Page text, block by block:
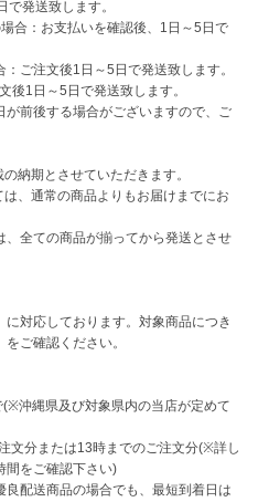
発送致します。
合：お支払いを確認後、1日～5日で
ご注文後1日～5日で発送致します。
後1日～5日で発送致します。
が前後する場合がございますので、ご
納期とさせていただきます。
、通常の商品よりもお届けまでにお
全ての商品が揃ってから発送とさせ
対応しております。対象商品につき
ご確認ください。
沖縄県及び対象県内の当店が定めて
文分または13時までのご注文分(※詳し
間をご確認下さい)
良配送商品の場合でも、最短到着日は